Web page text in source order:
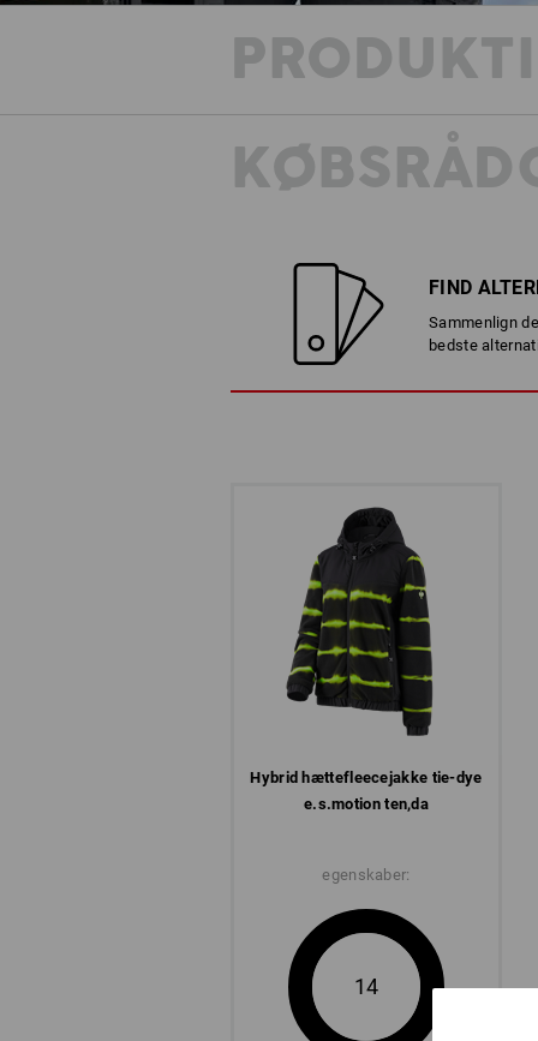
FIND
Sammenlign
bedste
Hybrid hætte­fleece­jakke tie-dye
e.s.​motion ten,​da
egenskaber:
14